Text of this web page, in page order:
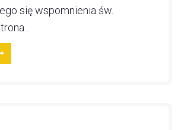
się wspomnienia św.